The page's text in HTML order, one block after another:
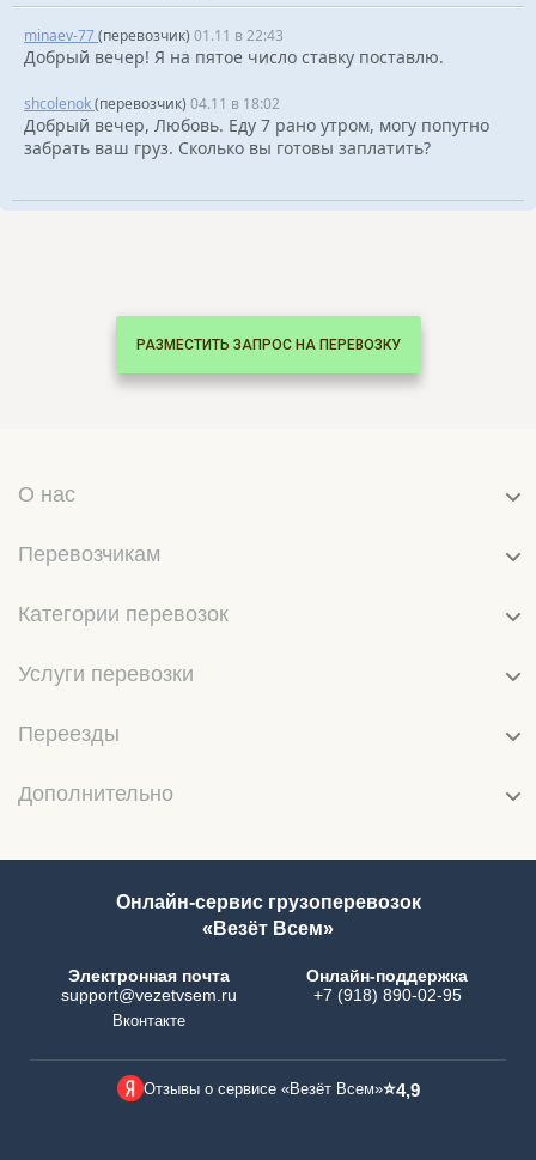
minaev-77(перевозчик) 01.11 в 22:43
Добрый вечер! Я на пятое число ставку поставлю.
shcolenok(перевозчик) 04.11 в 18:02
Добрый вечер, Любовь. Еду 7 рано утром, могу попутно
забрать ваш груз. Сколько вы готовы заплатить?
РАЗМЕСТИТЬ ЗАПРОС НА ПЕРЕВОЗКУ
О нас
Перевозчикам
Категории перевозок
Услуги перевозки
Переезды
Дополнительно
Онлайн-сервис грузоперевозок
«Везёт Всем»
Электронная почта
support@vezetvsem.ru
Вконтакте
Онлайн-поддержка
+7 (918) 890-02-95
Отзывы о сервисе «Везёт Всем»⭐4,9